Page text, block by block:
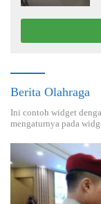
Berita Olahraga
Ini contoh widget
mengaturnya pada